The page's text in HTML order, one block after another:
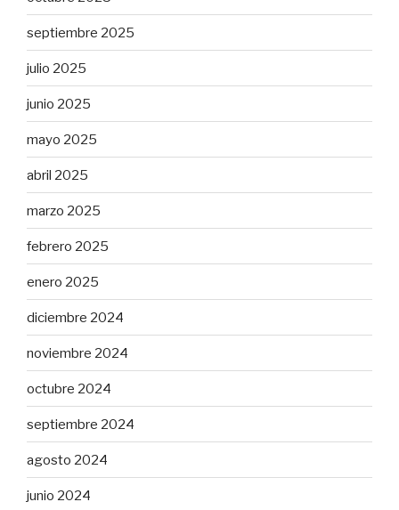
septiembre 2025
julio 2025
junio 2025
mayo 2025
abril 2025
marzo 2025
febrero 2025
enero 2025
diciembre 2024
noviembre 2024
octubre 2024
septiembre 2024
agosto 2024
junio 2024